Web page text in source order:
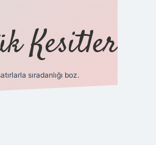
Kesitler
sıradanlığı boz.